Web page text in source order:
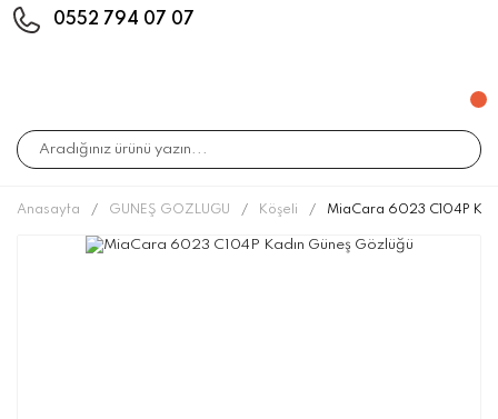
0552 794 07 07
Anasayfa GÜNEŞ GÖZLÜĞÜ Köşeli MiaCara 6023 C104P